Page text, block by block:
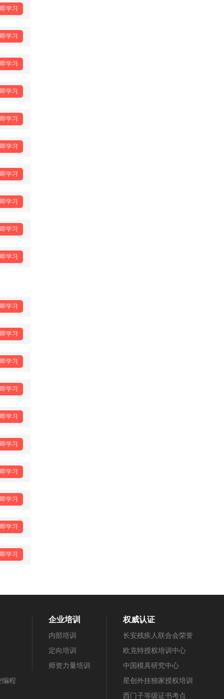
学习
学习
学习
学习
学习
学习
学习
学习
学习
学习
学习
学习
学习
学习
学习
学习
学习
学习
学习
学习
编程
企业培训
内部培训
定向培训
师资力量培训
权威认证
长安残疾人联合会荣誉
欧克特授权培训中心
中国模具研究中心
星创外挂独家授权培训
西门子等级证书考点